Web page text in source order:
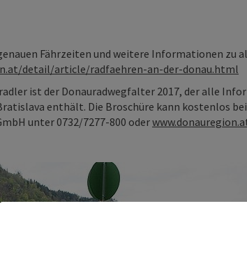
Fährzeiten und weitere Informationen zu
detail/article/radfaehren-an-der-donau.html
ist der Donauradwegfalter 2017, der alle
enthält. Die Broschüre kann kostenlos bei
unter 0732/7277-800 oder